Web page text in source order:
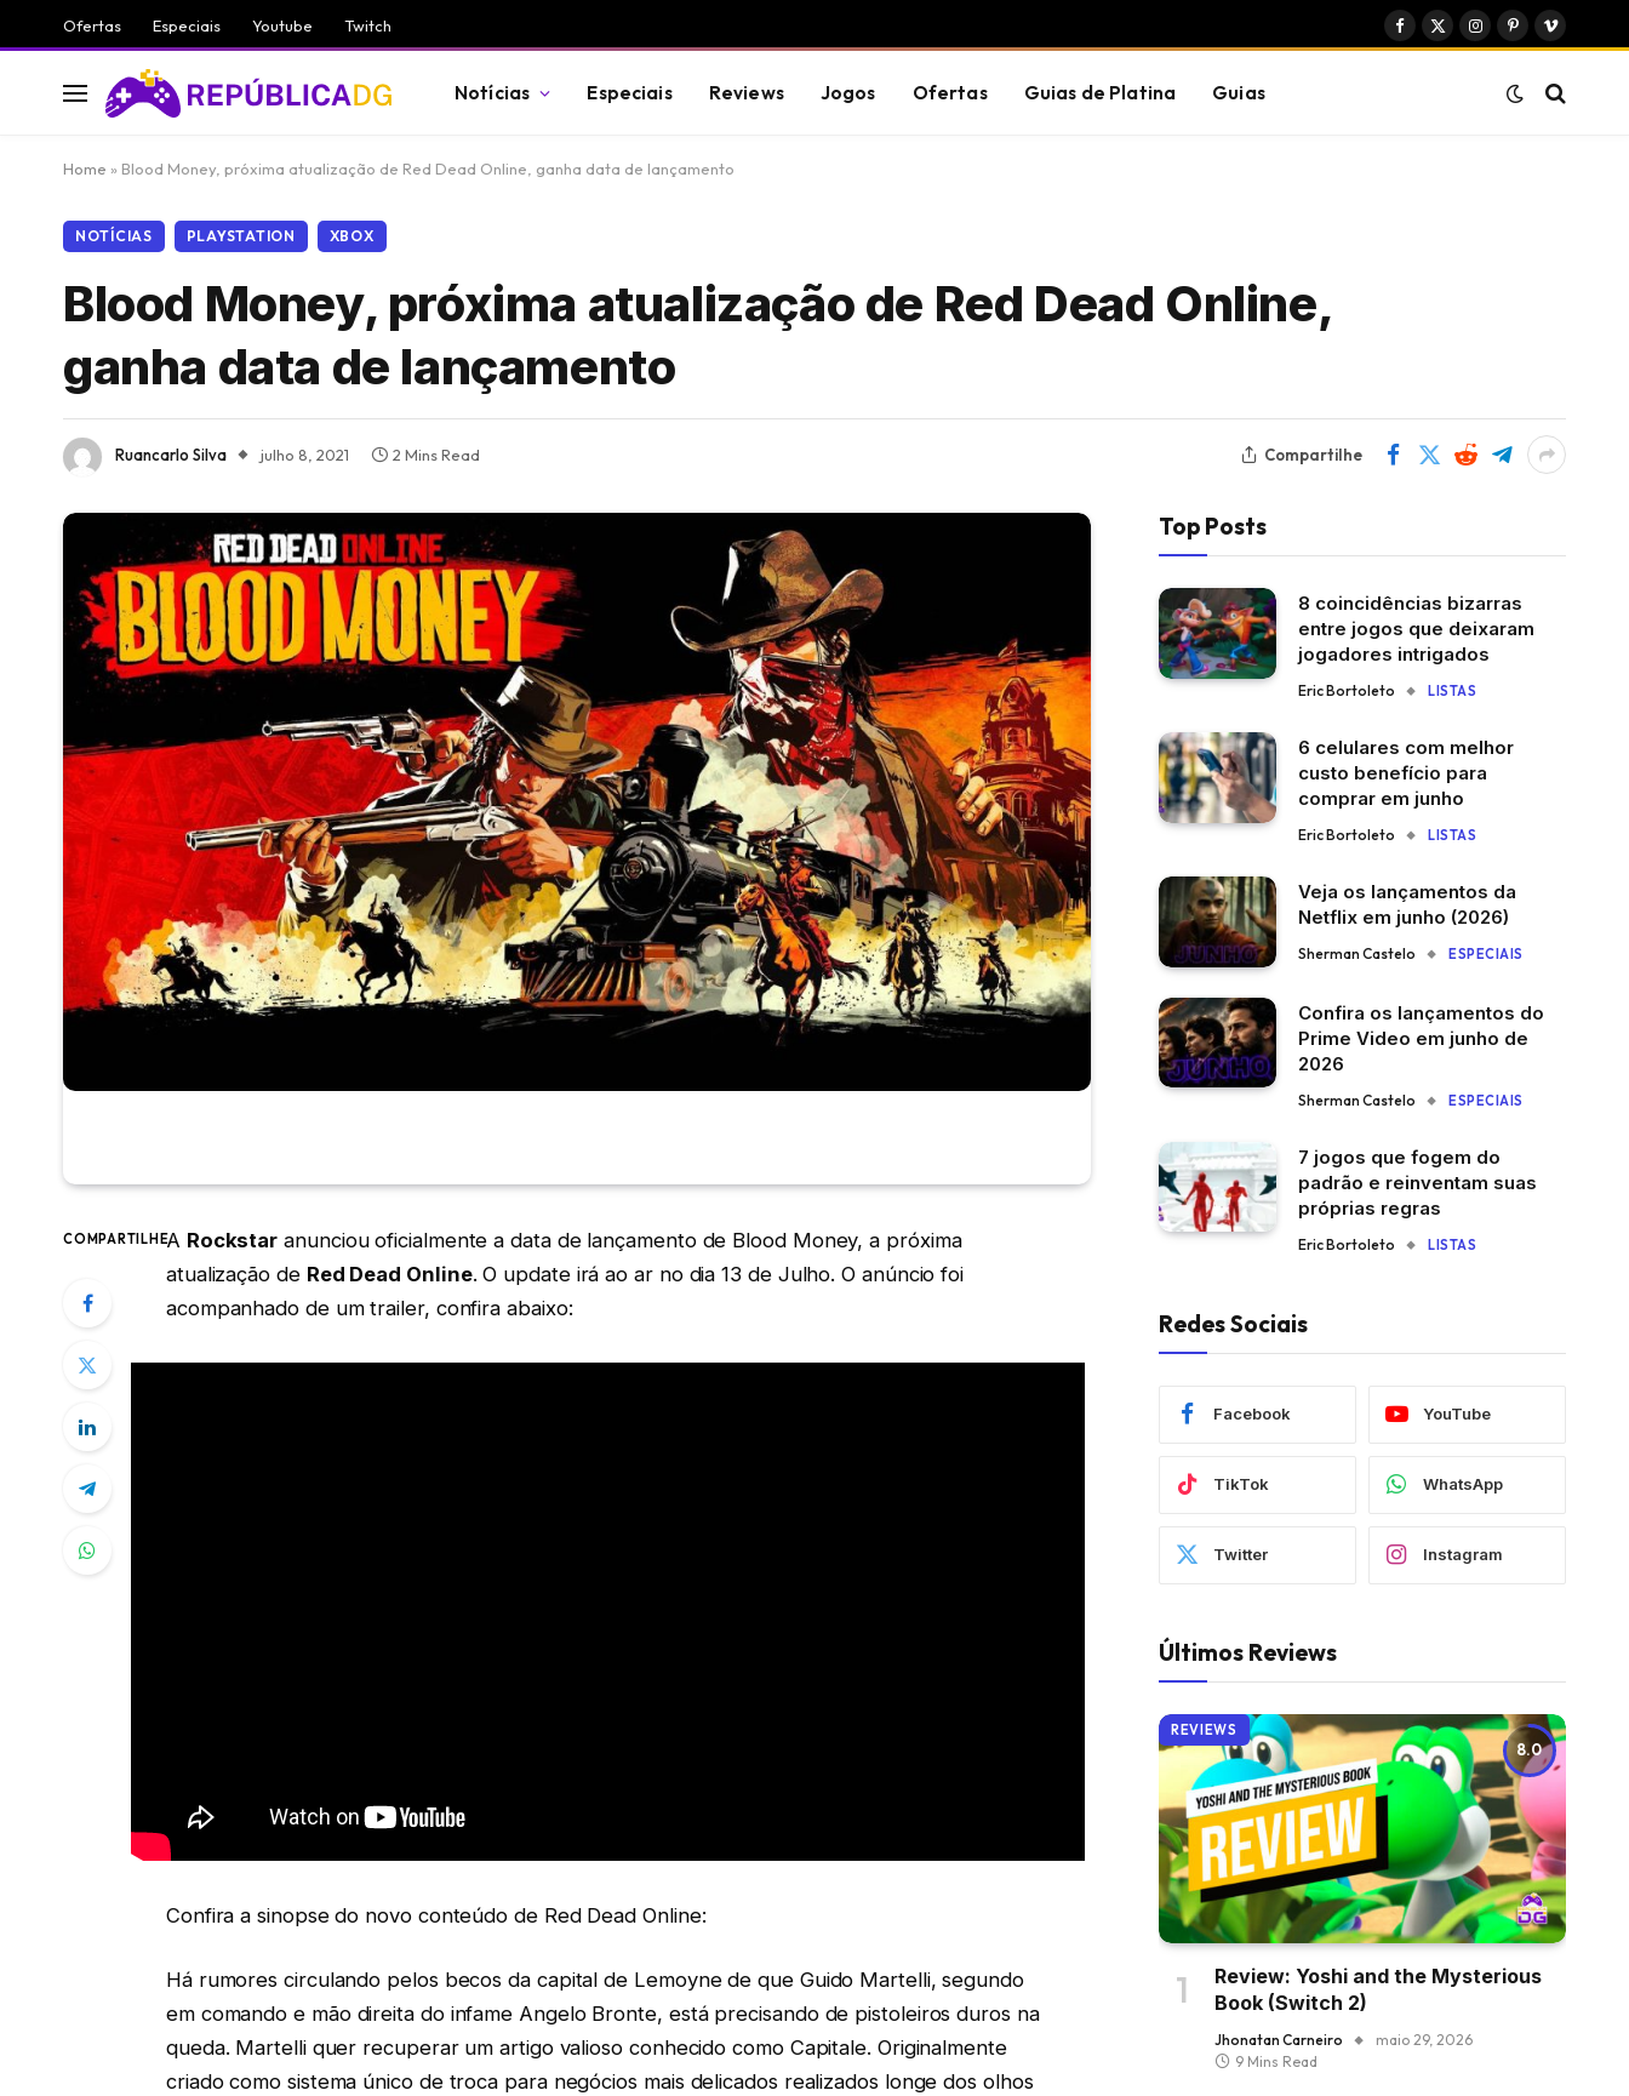
Ofertas Especiais Youtube Twitch
Facebook
X
Instagram
PinterestVimeo
Notícias Especiais Reviews Jogos Ofertas Guias de Platina Guias
Home » Blood Money, próxima atualização de Red Dead Online, ganha data de lançamento
NOTÍCIAS PLAYSTATION XBOX
Blood Money, próxima atualização de Red Dead Online,
ganha data de lançamento
Ruancarlo Silva julho 8, 2021 2 Mins Read Compartilhe
COMPARTILHEA Rockstar anunciou oficialmente a data de lançamento de Blood Money, a próxima
atualização de Red Dead Online. O update irá ao ar no dia 13 de Julho. O anúncio foi
acompanhado de um trailer, confira abaixo:
Confira a sinopse do novo conteúdo de Red Dead Online:
Há rumores circulando pelos becos da capital de Lemoyne de que Guido Martelli, segundo
em comando e mão direita do infame Angelo Bronte, está precisando de pistoleiros duros na
queda. Martelli quer recuperar um artigo valioso conhecido como Capitale. Originalmente
criado como sistema único de troca para negócios mais delicados realizados longe dos olhos
Top Posts
8 coincidências bizarras
entre jogos que deixaram
jogadores intrigados
Eric Bortoleto LISTAS
6 celulares com melhor
custo benefício para
comprar em junho
Eric Bortoleto LISTAS
Veja os lançamentos da
Netflix em junho (2026)
Sherman Castelo ESPECIAIS
Confira os lançamentos do
Prime Video em junho de
2026
Sherman Castelo ESPECIAIS
7 jogos que fogem do
padrão e reinventam suas
próprias regras
Eric Bortoleto LISTAS
Redes Sociais
Facebook YouTube
TikTok WhatsApp
Twitter Instagram
Últimos Reviews
8.0
REVIEWS
Review: Yoshi and the Mysterious
Book (Switch 2)
Jhonatan Carneiro
maio 29, 2026
9 Mins Read